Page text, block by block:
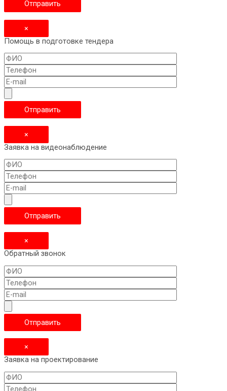
×
Помощь в подготовке тендера
×
Заявка на видеонаблюдение
×
Обратный звонок
×
Заявка на проектирование